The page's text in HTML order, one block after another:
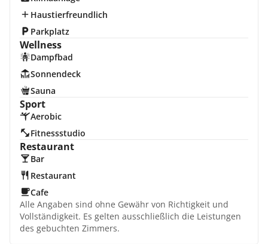
Haustierfreundlich
Parkplatz
Wellness
Dampfbad
Sonnendeck
Sauna
Sport
Aerobic
Fitnessstudio
Restaurant
Bar
Restaurant
Cafe
Alle Angaben sind ohne Gewähr von Richtigkeit und
Vollständigkeit. Es gelten ausschließlich die Leistungen
des gebuchten Zimmers.